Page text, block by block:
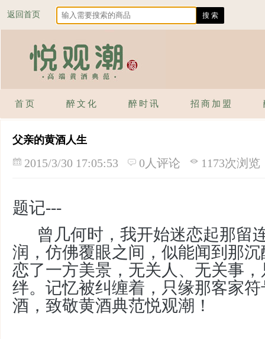
返回首页
首页 醉文化 醉时讯 招商加盟
父亲的黄酒人生
2015/3/30 17:05:53 0人评论 1173次浏览
题记---
曾几何时，我开始迷恋起那留
润，仿佛覆眼之间，似能闻到那
恋了一方美景，无关人、无关事
绊。记忆被纠缠着，只缘那客家
酒，致敬黄酒典范悦观潮！